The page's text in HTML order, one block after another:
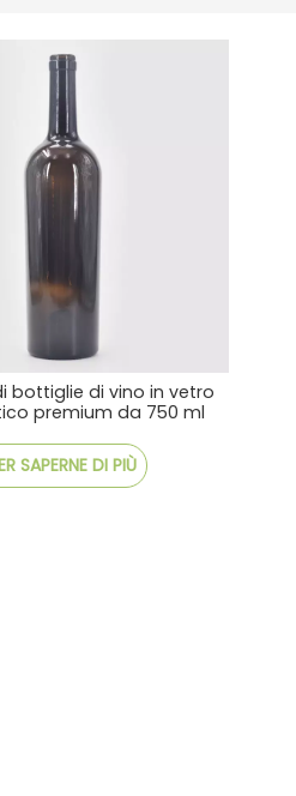
bottiglie di vino in vetro
premium da 750 ml
SAPERNE DI PIÙ